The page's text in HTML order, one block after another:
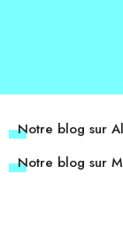
Notre blog sur
Notre blog sur